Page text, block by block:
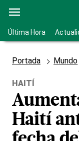
Última Hora
Portada Mundo
HAITÍ
Haití